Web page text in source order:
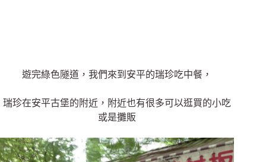
遊完綠色隧道，我們來到安平的瑞珍吃中餐，
瑞珍在安平古堡的附近，附近也有很多可以逛買的小吃
或是攤販